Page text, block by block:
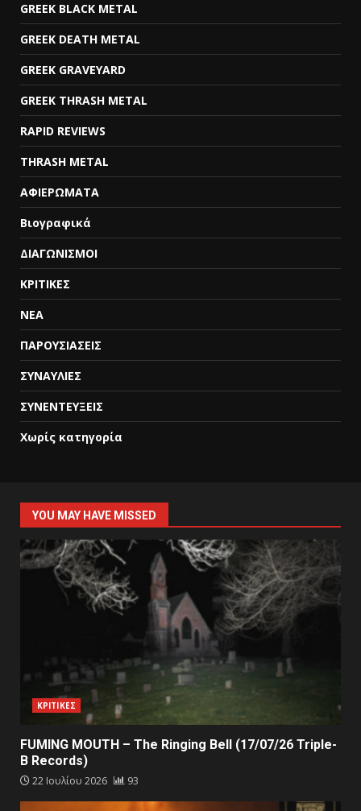
GREEK BLACK METAL
GREEK DEATH METAL
GREEK GRAVEYARD
GREEK THRASH METAL
RAPID REVIEWS
THRASH METAL
ΑΦΙΕΡΩΜΑΤΑ
Βιογραφικά
ΔΙΑΓΩΝΙΣΜΟΙ
ΚΡΙΤΙΚΕΣ
ΝΕΑ
ΠΑΡΟΥΣΙΑΣΕΙΣ
ΣΥΝΑΥΛΙΕΣ
ΣΥΝΕΝΤΕΥΞΕΙΣ
Χωρίς κατηγορία
YOU MAY HAVE MISSED
ΚΡΙΤΙΚΕΣ
FUMING MOUTH – The Ringing Bell (17/07/26 Triple-
B Records)
22 Ιουλίου 2026 93